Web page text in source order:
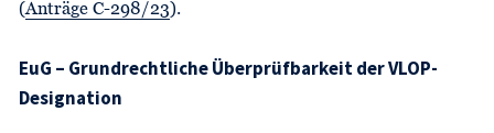
(Anträge C-298/23).
EuG – Grundrechtliche Überprüfbarkeit der VLOP-
Designation